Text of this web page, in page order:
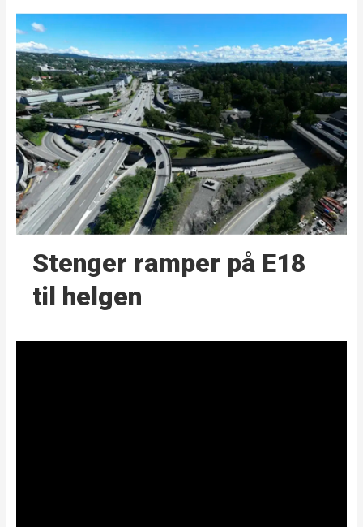
Stenger ramper på E18
til helgen